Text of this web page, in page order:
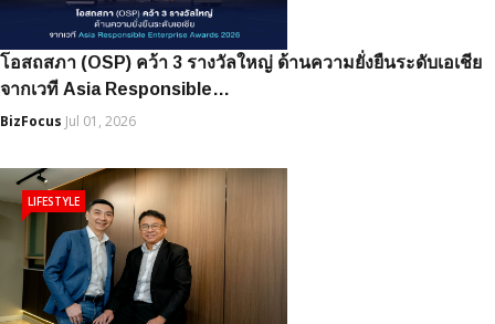
โอสถสภา (OSP) คว้า 3 รางวัลใหญ่ ด้านความยั่งยืนระดับเอเชีย
จากเวที Asia Responsible…
BizFocus Jul 01, 2026
LIFESTYLE